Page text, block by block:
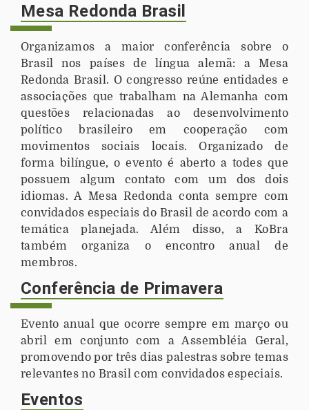
Mesa Redonda Brasil
Organizamos a maior conferência sobre o
Brasil nos países de língua alemã: a Mesa
Redonda Brasil. O congresso reúne entidades e
associações que trabalham na Alemanha com
questões relacionadas ao desenvolvimento
político brasileiro em cooperação com
movimentos sociais locais. Organizado de
forma bilíngue, o evento é aberto a todes que
possuem algum contato com um dos dois
idiomas. A Mesa Redonda conta sempre com
convidados especiais do Brasil de acordo com a
temática planejada. Além disso, a KoBra
também organiza o encontro anual de
membros.
Conferência de Primavera
Evento anual que ocorre sempre em março ou
abril em conjunto com a Assembléia Geral,
promovendo por três dias palestras sobre temas
relevantes no Brasil com convidados especiais.
Eventos